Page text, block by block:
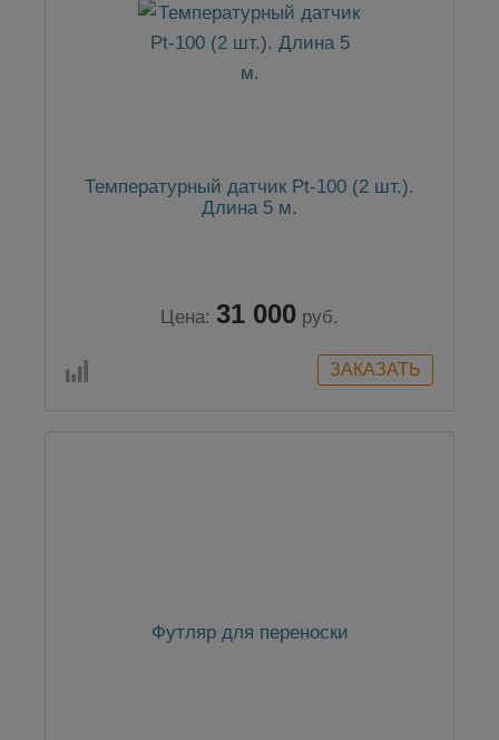
Температурный датчик Pt-100 (2 шт.).
Длина 5 м.
Цена: 31 000 руб.
Футляр для переноски